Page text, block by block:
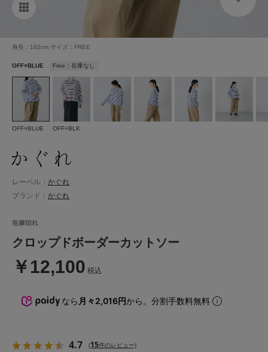
身長：162cm サイズ：FREE
OFF×BLUE Free：在庫なし
OFF×BLUE OFF×BLK
レーベル： かぐれ
ブランド： かぐれ
クロップドボーダーカットソー
￥12,100 税込
なら 月々2,016円から。分割手数料無料
4.7 (15件のレビュー)